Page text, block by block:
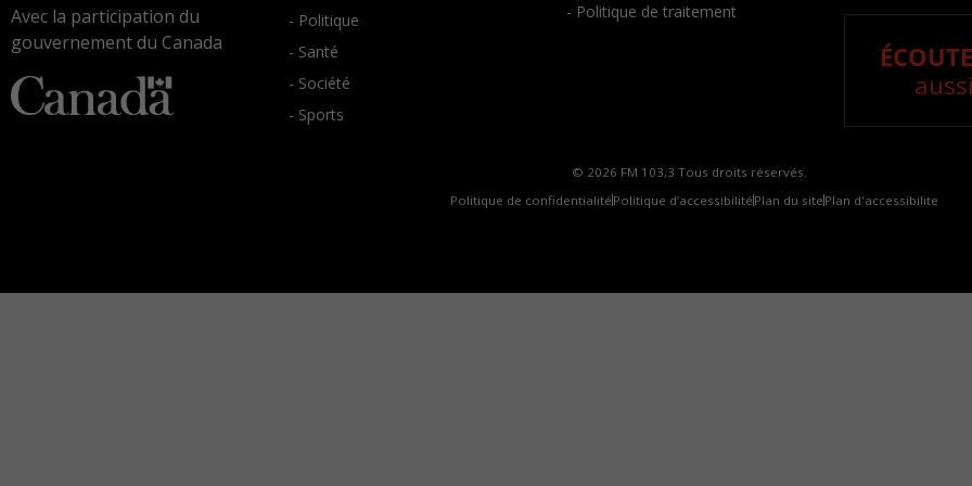
Avec la participation du
gouvernement du Canada
- Politique
- Santé
- Société
- Sports
- Politique de traitement
© 2026 FM 103,3 Tous droits réservés.
Politique de confidentialité Politique d’accessibilité Plan du site Plan d'accessibilite